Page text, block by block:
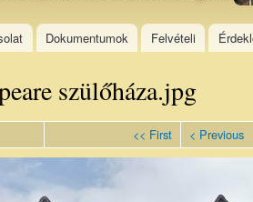
Dokumentumok Felvételi
szülőháza.jpg
<< First < Previous